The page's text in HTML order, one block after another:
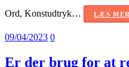
Ord, Konstudtryk…
LÆS
09/04/2023 0
Er der brug for at